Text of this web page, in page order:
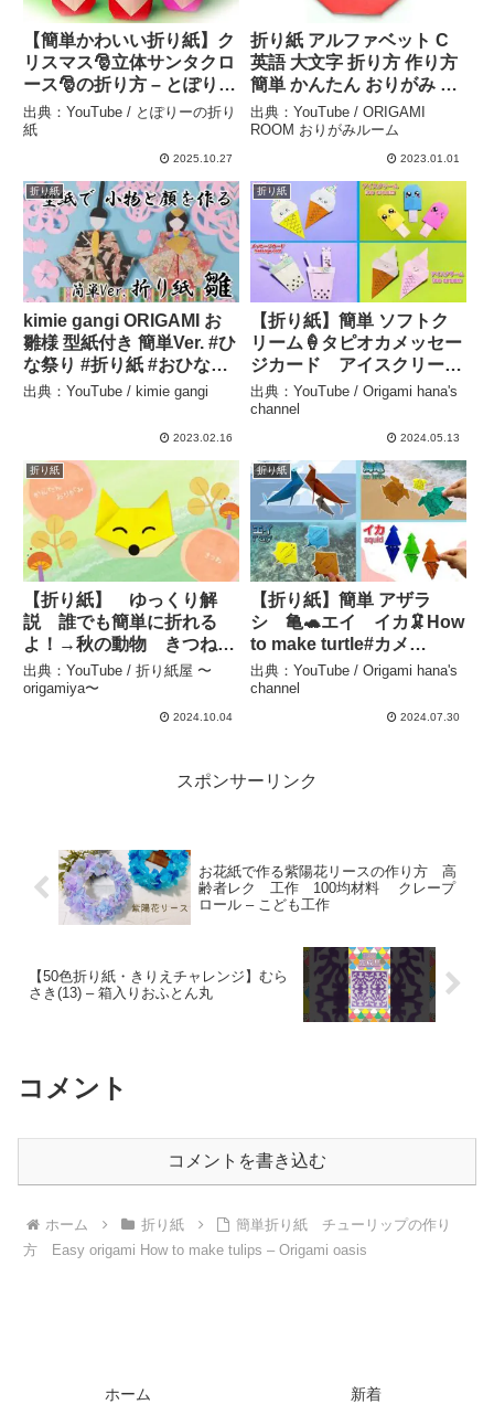
【簡単かわいい折り紙】ク
リスマス🎅立体サンタクロ
ース🎅の折り方 – とぽりー
の折り紙
出典：YouTube / とぽりーの折り
紙
2025.10.27
折り紙 アルファベット C
英語 大文字 折り方 作り方
簡単 かんたん おりがみ –
ORIGAMI ROOM おりがみ
ルーム
出典：YouTube / ORIGAMI
ROOM おりがみルーム
2023.01.01
折り紙
kimie gangi ORIGAMI お
雛様 型紙付き 簡単Ver. #ひ
な祭り #折り紙 #おひな様
– kimie gangi
出典：YouTube / kimie gangi
2023.02.16
折り紙
【折り紙】簡単 ソフトク
リーム🍦タピオカメッセー
ジカード アイスクリー
ム How to make soft
serve ice cream#sorvete#
冰淇淋#折り方#おりがみ
hana’s channel
出典：YouTube / Origami hana's
channel
2024.05.13
折り紙
【折り紙】 ゆっくり解
説 誰でも簡単に折れる
よ！→秋の動物 きつね🦊
【簡単折り紙】 – 折り紙屋
〜origamiya〜
出典：YouTube / 折り紙屋 〜
origamiya〜
2024.10.04
折り紙
【折り紙】簡単 アザラ
シ 亀🐢エイ イカ🦑How
to make turtle#カメ
#कछुआ#seal#тюлень#烏
賊#龜#स्टिंगरे#海亀#折り方#
おりがみ#origami#紙#종
出典：YouTube / Origami hana's
channel
2024.07.30
スポンサーリンク
お花紙で作る紫陽花リースの作り方 高
齢者レク 工作 100均材料 クレープ
ロール – こども工作
【50色折り紙・きりえチャレンジ】むら
さき(13) – 箱入りおふとん丸
コメント
コメントを書き込む
ホーム 折り紙
簡単折り紙 チューリップの作り
方 Easy origami How to make tulips – Origami oasis
ホーム 新着